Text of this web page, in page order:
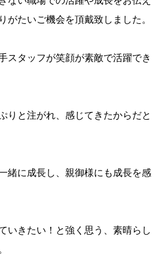
がたいご機会を頂戴致しました。
スタッフが笑顔が素敵で活躍でき
りと注がれ、感じてきたからだと
緒に成長し、親御様にも成長を感
いきたい！と強く思う、素晴らし